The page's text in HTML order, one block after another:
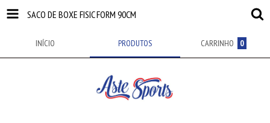
SACO DE BOXE FISIC FORM 90CM
INÍCIO PRODUTOS CARRINHO 0